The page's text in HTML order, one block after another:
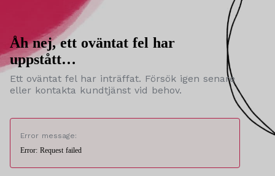
Åh nej, ett oväntat fel har
uppstått…
Ett oväntat fel har inträffat. Försök igen senare
eller kontakta kundtjänst vid behov.
Error message:
Error: Request failed